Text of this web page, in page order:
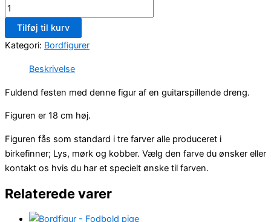
Bordfigur
-
Guitarspiller
antal
Tilføj til kurv
Kategori: Bordfigurer
Beskrivelse
Fuldend festen med denne figur af en guitarspillende dreng.
Figuren er 18 cm høj.
Figuren fås som standard i tre farver alle produceret i
birkefinner; Lys, mørk og kobber. Vælg den farve du ønsker eller
kontakt os hvis du har et specielt ønske til farven.
Relaterede varer